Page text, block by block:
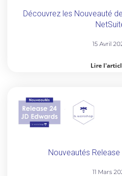
Découvrez les Nouveauté
15 Avril
Lire
Nouveautés
11 Mars